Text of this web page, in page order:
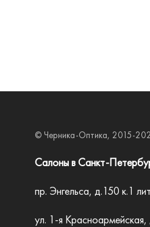
Roberto Cavalli
Karl Lagerfeld
Hermossa
Roy Robson
© Черника-Оптика, 2015-
Салоны в Санкт-
пр. Энгельса, д.150 к.1
ул. 1-я